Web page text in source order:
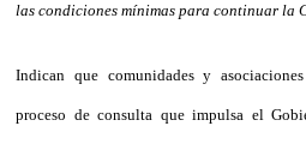
las condiciones mínimas para continuar la
Indican que comunidades y
proceso de consulta que impulsa el